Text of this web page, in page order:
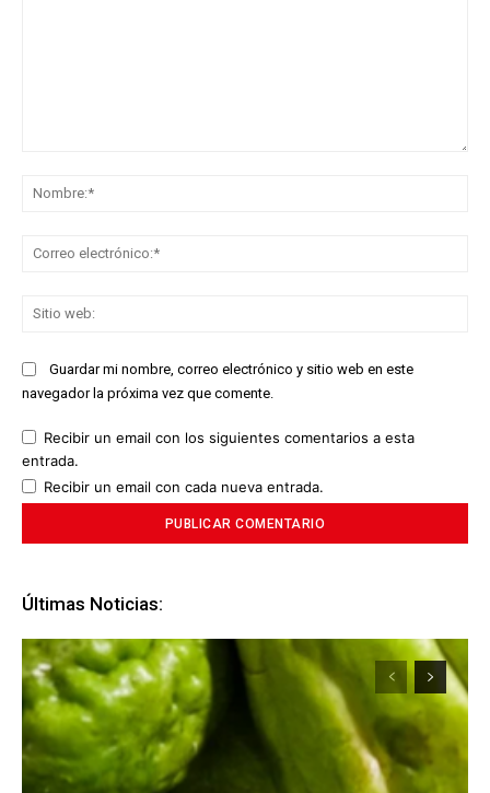
Guardar mi nombre, correo electrónico y sitio web en este
navegador la próxima vez que comente.
Recibir un email con los siguientes comentarios a esta
entrada.
Recibir un email con cada nueva entrada.
Últimas Noticias: